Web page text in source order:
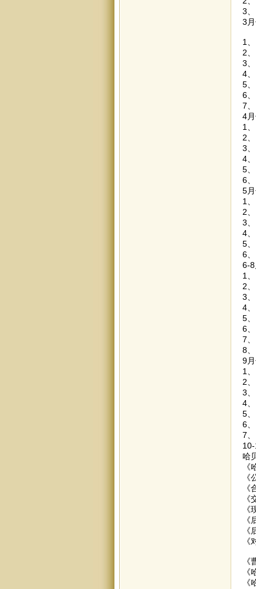
3
3
1
2
3
4
5
6
7
4
1
2
3
4
5
6
5
1
2
3
4
5
6
6-8
1
2
3
4
5
6
7
8
9
1
2
3
4
5
6
7
10-
哈
《
《
《
《
《
《
《
《
《